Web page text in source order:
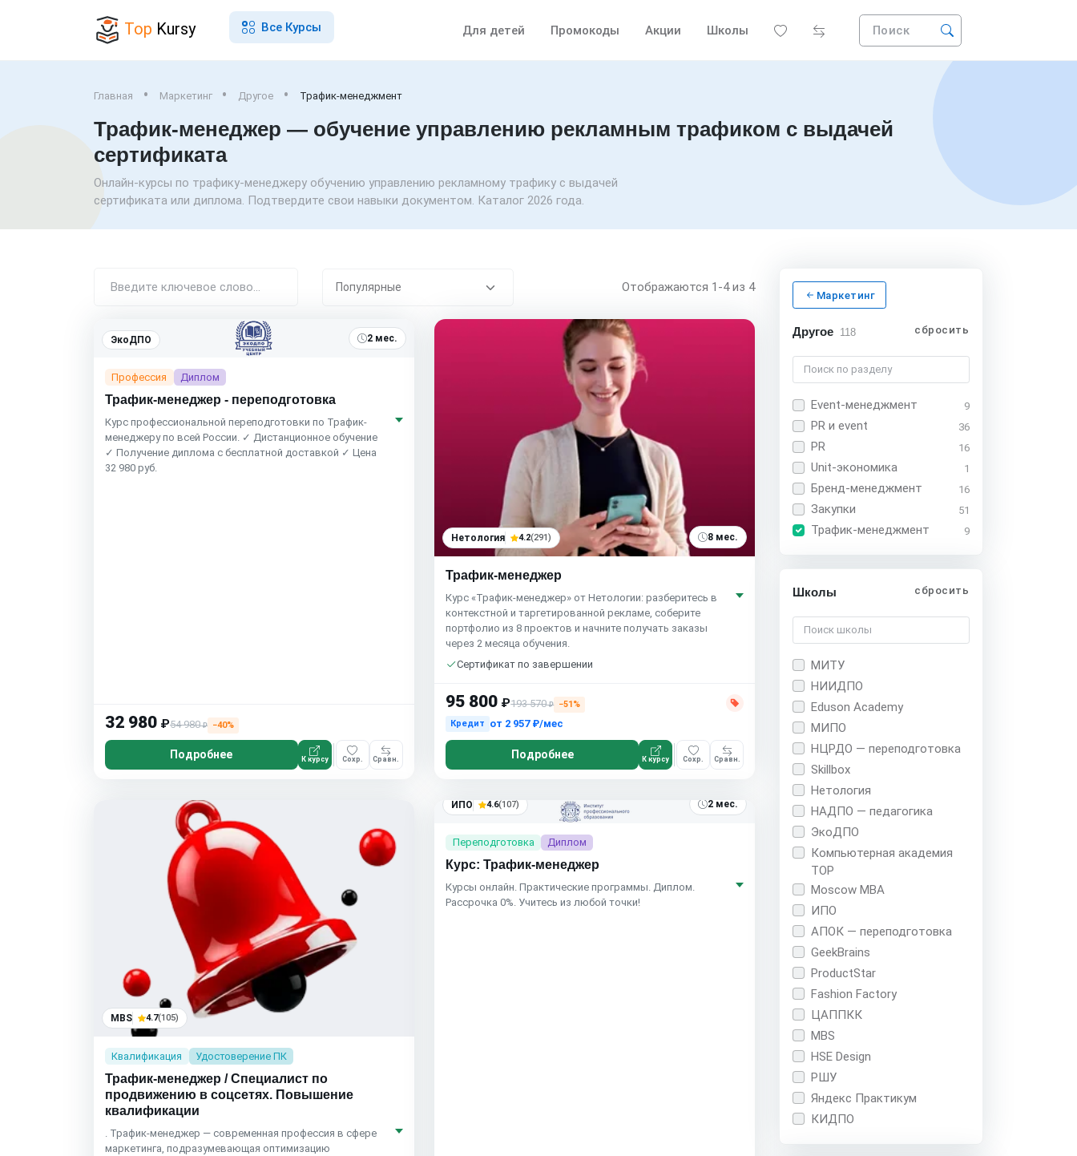
Top Kursy Все Курсы Для детей Промокоды Акции Школы Поиск
Главная Маркетинг Другое Трафик-менеджмент
Трафик-менеджер — обучение управлению рекламным трафиком с выдачей
сертификата
Онлайн-курсы по трафику-менеджеру обучению управлению рекламному трафику с выдачей
сертификата или диплома. Подтвердите свои навыки документом. Каталог 2026 года.
Отображаются 1-4из 4
ЭкоДПО 2 мес.
Профессия Диплом
Трафик-менеджер - переподготовка
Курс профессиональной переподготовки по Трафик-
менеджеру по всей России. ✓ Дистанционное обучение
✓ Получение диплома с бесплатной доставкой ✓ Цена
32 980 руб.
32 980 ₽54 980₽ −40%
Подробнее К курсу Сохр. Сравн.
Нетология 4.2(291) 8 мес.
Трафик-менеджер
Курс «Трафик-менеджер» от Нетологии: разберитесь в
контекстной и таргетированной рекламе, соберите
портфолио из 8 проектов и начните получать заказы
через 2 месяца обучения.
Сертификат по завершении
95 800 ₽193 570₽
−51%
Кредит
от 2 957 ₽/мес
Подробнее К курсу Сохр. Сравн.
MBS 4.7(105)
Квалификация Удостоверение ПК
Трафик-менеджер / Специалист по
продвижению в соцсетях. Повышение
квалификации
. Трафик-менеджер — современная профессия в сфере
маркетинга, подразумевающая оптимизацию
ИПО 4.6(107) 2 мес.
Переподготовка Диплом
Курс: Трафик-менеджер
Курсы онлайн. Практические программы. Диплом.
Рассрочка 0%. Учитесь из любой точки!
Маркетинг
Другое 118 сбросить
Event-менеджмент 9
PR и event 36
PR 16
Unit-экономика 1
Бренд-менеджмент 16
Закупки 51
Трафик-менеджмент 9
Школы сбросить
МИТУ
НИИДПО
Eduson Academy
МИПО
НЦРДО — переподготовка
Skillbox
Нетология
НАДПО — педагогика
ЭкоДПО
Компьютерная академия
TOP
Moscow MBA
ИПО
АПОК — переподготовка
GeekBrains
ProductStar
Fashion Factory
ЦАППКК
MBS
HSE Design
РШУ
Яндекс Практикум
КИДПО